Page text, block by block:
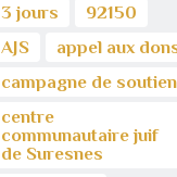
3 jours
92150
AJS
appel aux
campagne de soutien
centre
communautaire juif
de Suresnes